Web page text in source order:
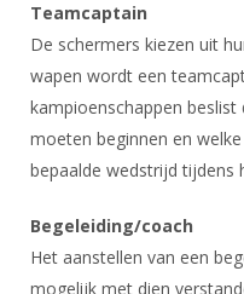
Teamcaptain
De schermers kiezen uit
wapen wordt een
kampioenschappen
moeten beginnen en
bepaalde wedstrijd tijdens
Begeleiding/coach
Het aanstellen van een
mogelijk met dien